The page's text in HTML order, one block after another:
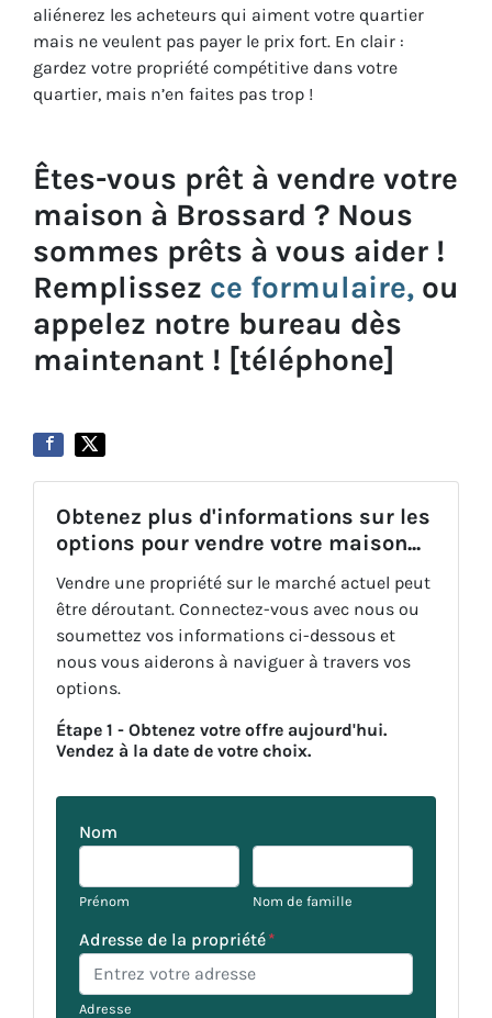
aliénerez les acheteurs qui aiment votre quartier
mais ne veulent pas payer le prix fort. En clair :
gardez votre propriété compétitive dans votre
quartier, mais n’en faites pas trop !
Êtes-vous prêt à vendre votre
maison à Brossard ? Nous
sommes prêts à vous aider !
Remplissez ce formulaire, ou
appelez notre bureau dès
maintenant ! [téléphone]
Obtenez plus d'informations sur les
options pour vendre votre maison...
Vendre une propriété sur le marché actuel peut
être déroutant. Connectez-vous avec nous ou
soumettez vos informations ci-dessous et
nous vous aiderons à naviguer à travers vos
options.
Étape 1 - Obtenez votre offre aujourd'hui.
Vendez à la date de votre choix.
Nom
Prénom Nom de famille
Adresse de la propriété*
Adresse